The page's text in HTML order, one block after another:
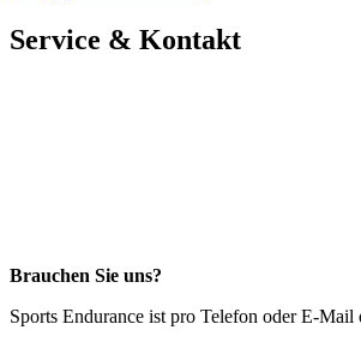
Service & Kontakt
Brauchen Sie uns?
Sports Endurance ist pro Telefon oder E-Mail